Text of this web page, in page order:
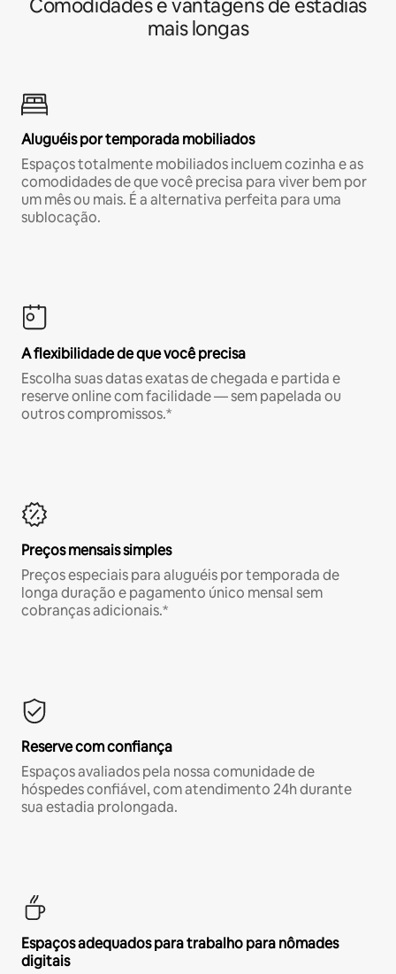
Comodidades e vantagens de estadias
mais longas
Aluguéis por temporada mobiliados
Espaços totalmente mobiliados incluem cozinha e as
comodidades de que você precisa para viver bem por
um mês ou mais. É a alternativa perfeita para uma
sublocação.
A flexibilidade de que você precisa
Escolha suas datas exatas de chegada e partida e
reserve online com facilidade — sem papelada ou
outros compromissos.*
Preços mensais simples
Preços especiais para aluguéis por temporada de
longa duração e pagamento único mensal sem
cobranças adicionais.*
Reserve com confiança
Espaços avaliados pela nossa comunidade de
hóspedes confiável, com atendimento 24h durante
sua estadia prolongada.
Espaços adequados para trabalho para nômades
digitais